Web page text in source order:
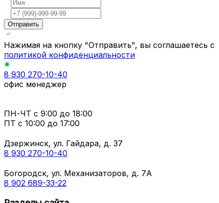
Отправить
Нажимая на кнопку "Отправить", вы соглашаетесь с
политикой конфиденциальности
8 930 270-10-40
офис менеджер
ПН-ЧТ с 9:00 до 18:00
ПТ с 10:00 до 17:00
Дзержинск, ул. Гайдара, д. 37
8 930 270-10-40
Богородск, ул. Механизаторов, д. 7А
8 902 689-33-22